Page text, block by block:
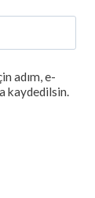
adım, e-
kaydedilsin.